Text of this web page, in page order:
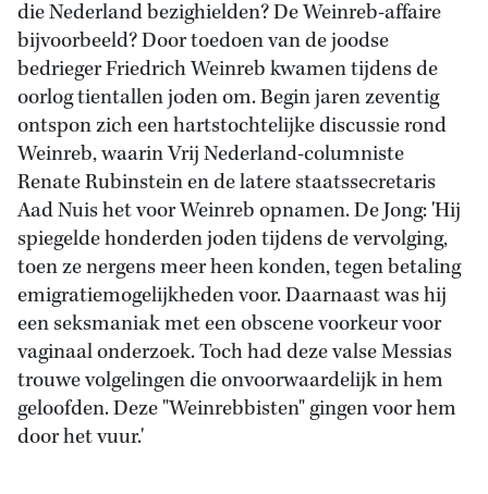
die Nederland bezighielden? De Weinreb-affaire
bijvoorbeeld? Door toedoen van de joodse
bedrieger Friedrich Weinreb kwamen tijdens de
oorlog tientallen joden om. Begin jaren zeventig
ontspon zich een hartstochtelijke discussie rond
Weinreb, waarin Vrij Nederland-columniste
Renate Rubinstein en de latere staatssecretaris
Aad Nuis het voor Weinreb opnamen. De Jong: 'Hij
spiegelde honderden joden tijdens de vervolging,
toen ze nergens meer heen konden, tegen betaling
emigratiemogelijkheden voor. Daarnaast was hij
een seksmaniak met een obscene voorkeur voor
vaginaal onderzoek. Toch had deze valse Messias
trouwe volgelingen die onvoorwaardelijk in hem
geloofden. Deze "Weinrebbisten" gingen voor hem
door het vuur.'